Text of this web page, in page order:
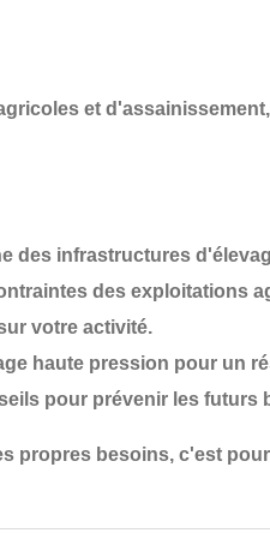
et d'assainissement
des infrastructures
des exploitations
votre activité.
haute pression pour un
pour prévenir les futurs
propres besoins, c'est